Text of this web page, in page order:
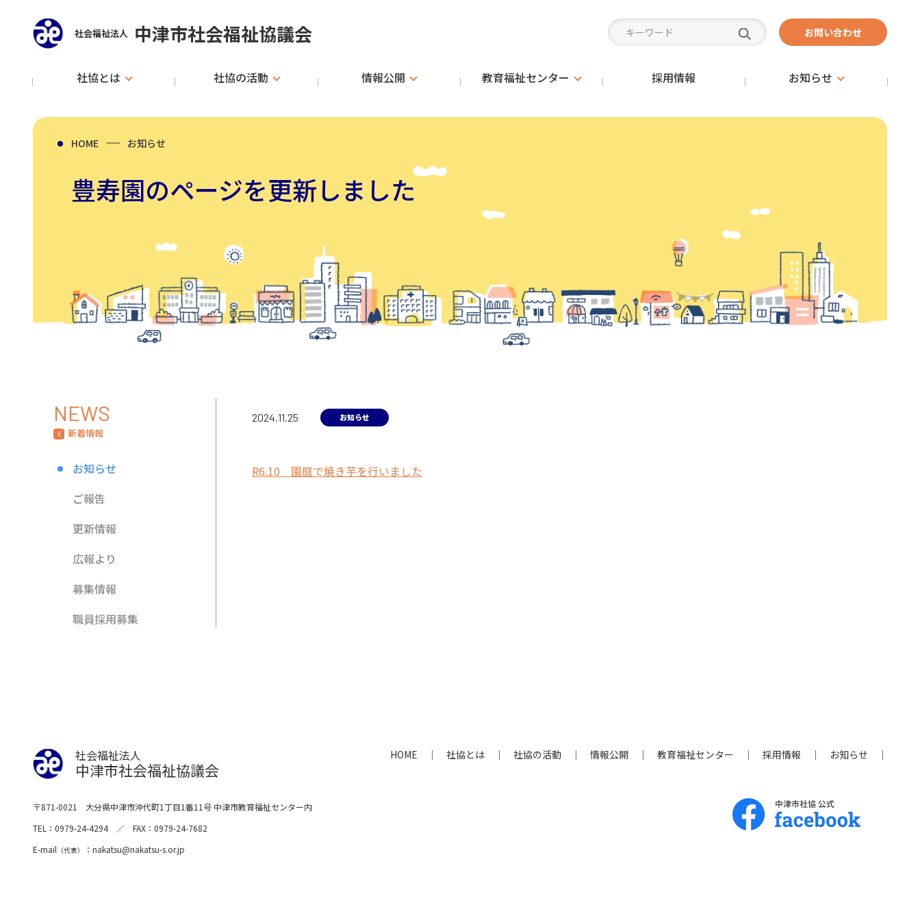
社会福祉法人 中津市社会福祉協議会
社協とは 社協の活動 情報公開 教育福祉センター 採用情報 お知らせ
お問い合わせ
HOME お知らせ
豊寿園のページを更新しました
2024.11.25 お知らせ
R6.10 園庭で焼き芋を行いました
NEWS
新着情報
お知らせ
ご報告
更新情報
広報より
募集情報
職員採用募集
社会福祉法人
中津市社会福祉協議会
〒871-0021 大分県中津市沖代町1丁目1番11号 中津市教育福祉センター内
TEL
0979-24-4294 FAX
0979-24-7682
E-mail（代表） nakatsu nakatsu-s.or.jp
HOME 社協とは 社協の活動 情報公開 教育福祉センター 採用情報 お知らせ